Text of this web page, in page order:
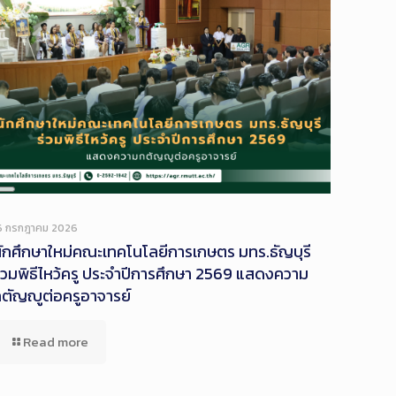
Long
กรกฎาคม 2026
ศึกษาใหม่คณะเทคโนโลยีการเกษตร มทร.ธัญบุรี
มพิธีไหว้ครู ประจำปีการศึกษา 2569 แสดงความ
ญญูต่อครูอาจารย์
Read more